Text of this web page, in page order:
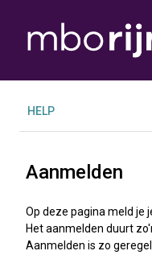
H ELP
Aanmelden
Op deze pagina meld je
Het aanmelden duurt
Aanmelden is zo